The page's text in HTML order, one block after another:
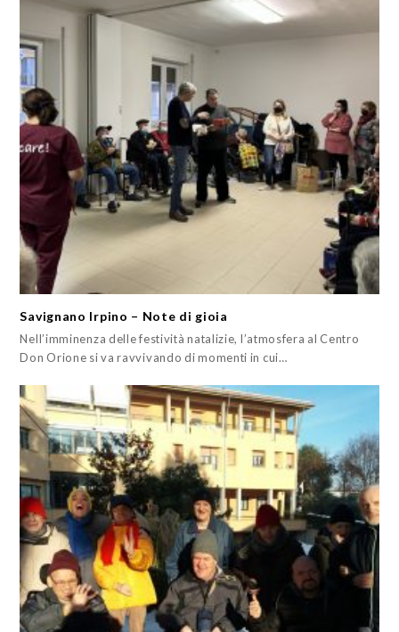
Savignano Irpino – Note di gioia
Nell’imminenza delle festività natalizie, l’atmosfera al Centro
Don Orione si va ravvivando di momenti in cui…